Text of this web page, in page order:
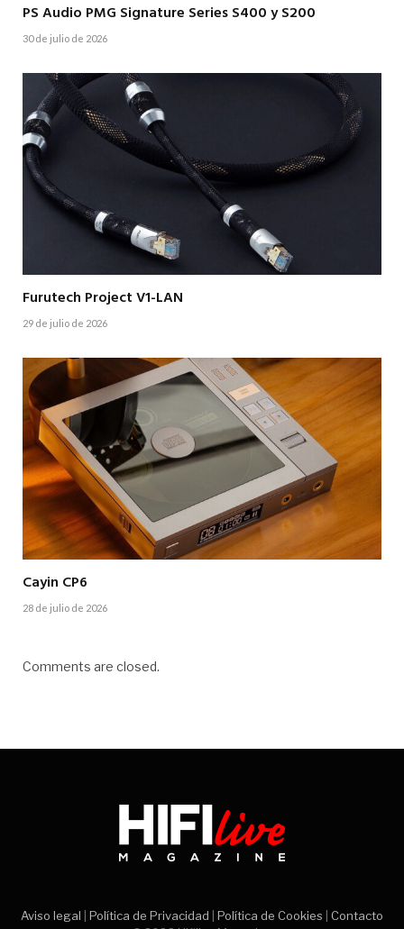
PS Audio PMG Signature Series S400 y S200
30 de julio de 2026
Furutech Project V1-LAN
29 de julio de 2026
Cayin CP6
28 de julio de 2026
Comments are closed.
Aviso legal Política de Privacidad Política de Cookies
Contacto